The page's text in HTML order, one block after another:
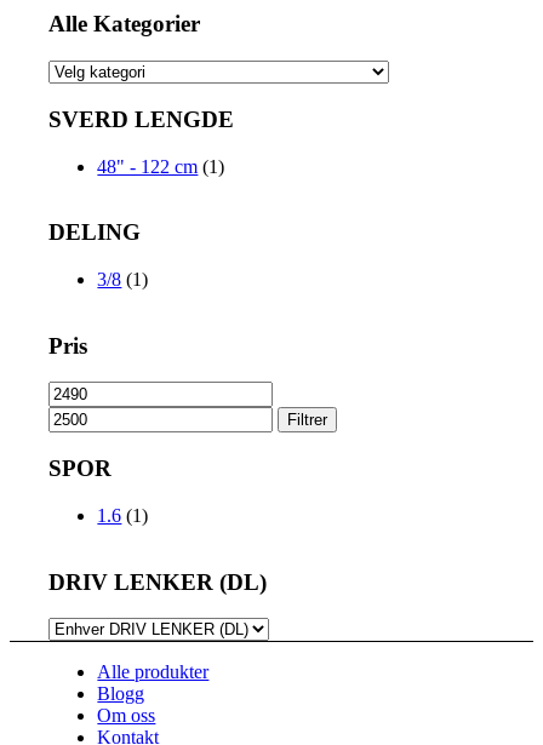
Alle Kategorier
SVERD LENGDE
48" - 122 cm (1)
DELING
3/8 (1)
Pris
Min.
pris
Filtrer
SPOR
1.6 (1)
DRIV LENKER (DL)
Alle produkter
Blogg
Om oss
Kontakt